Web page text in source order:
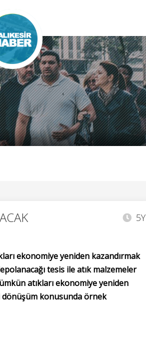
5Y
ekonomiye yeniden kazandırmak
tesis ile atık malzemeler
atıkları ekonomiye yeniden
dönüşüm konusunda örnek